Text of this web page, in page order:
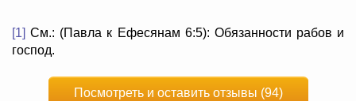
[1] См.: (Павла к Ефесянам 6:5): Обязанности рабов и
господ.
Посмотреть и оставить отзывы (94)